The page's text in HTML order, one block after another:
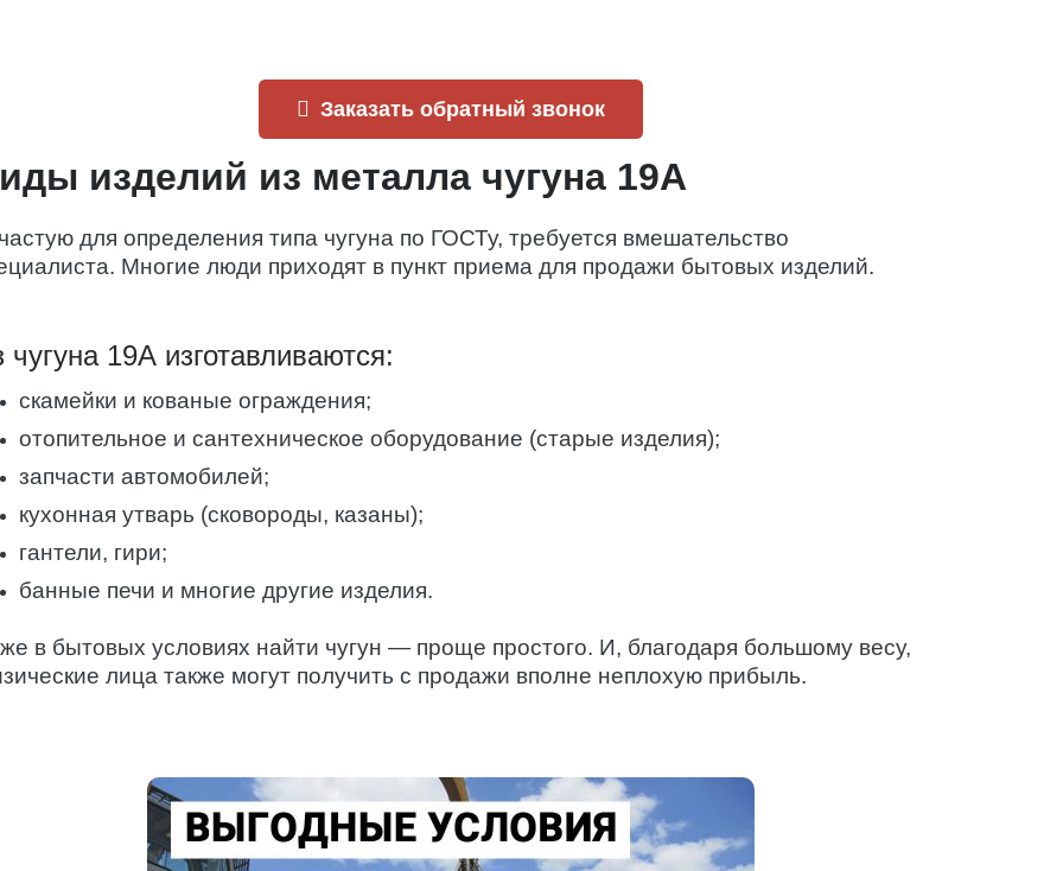
Заказать обратный звонок
изделий из металла чугуна 19А
для определения типа чугуна по ГОСТу, требуется вмешательство
Многие люди приходят в пункт приема для продажи бытовых изделий.
чугуна 19А изготавливаются:
скамейки и кованые ограждения;
отопительное и сантехническое оборудование (старые изделия);
запчасти автомобилей;
кухонная утварь (сковороды, казаны);
гантели, гири;
банные печи и многие другие изделия.
в бытовых условиях найти чугун — проще простого. И, благодаря большому весу,
лица также могут получить с продажи вполне неплохую прибыль.